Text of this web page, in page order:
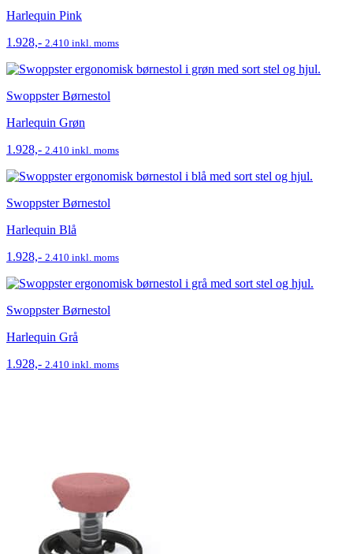
Harlequin Pink
1.928,- 2.410 inkl. moms
Swoppster Børnestol
Harlequin Grøn
1.928,- 2.410 inkl. moms
Swoppster Børnestol
Harlequin Blå
1.928,- 2.410 inkl. moms
Swoppster Børnestol
Harlequin Grå
1.928,- 2.410 inkl. moms